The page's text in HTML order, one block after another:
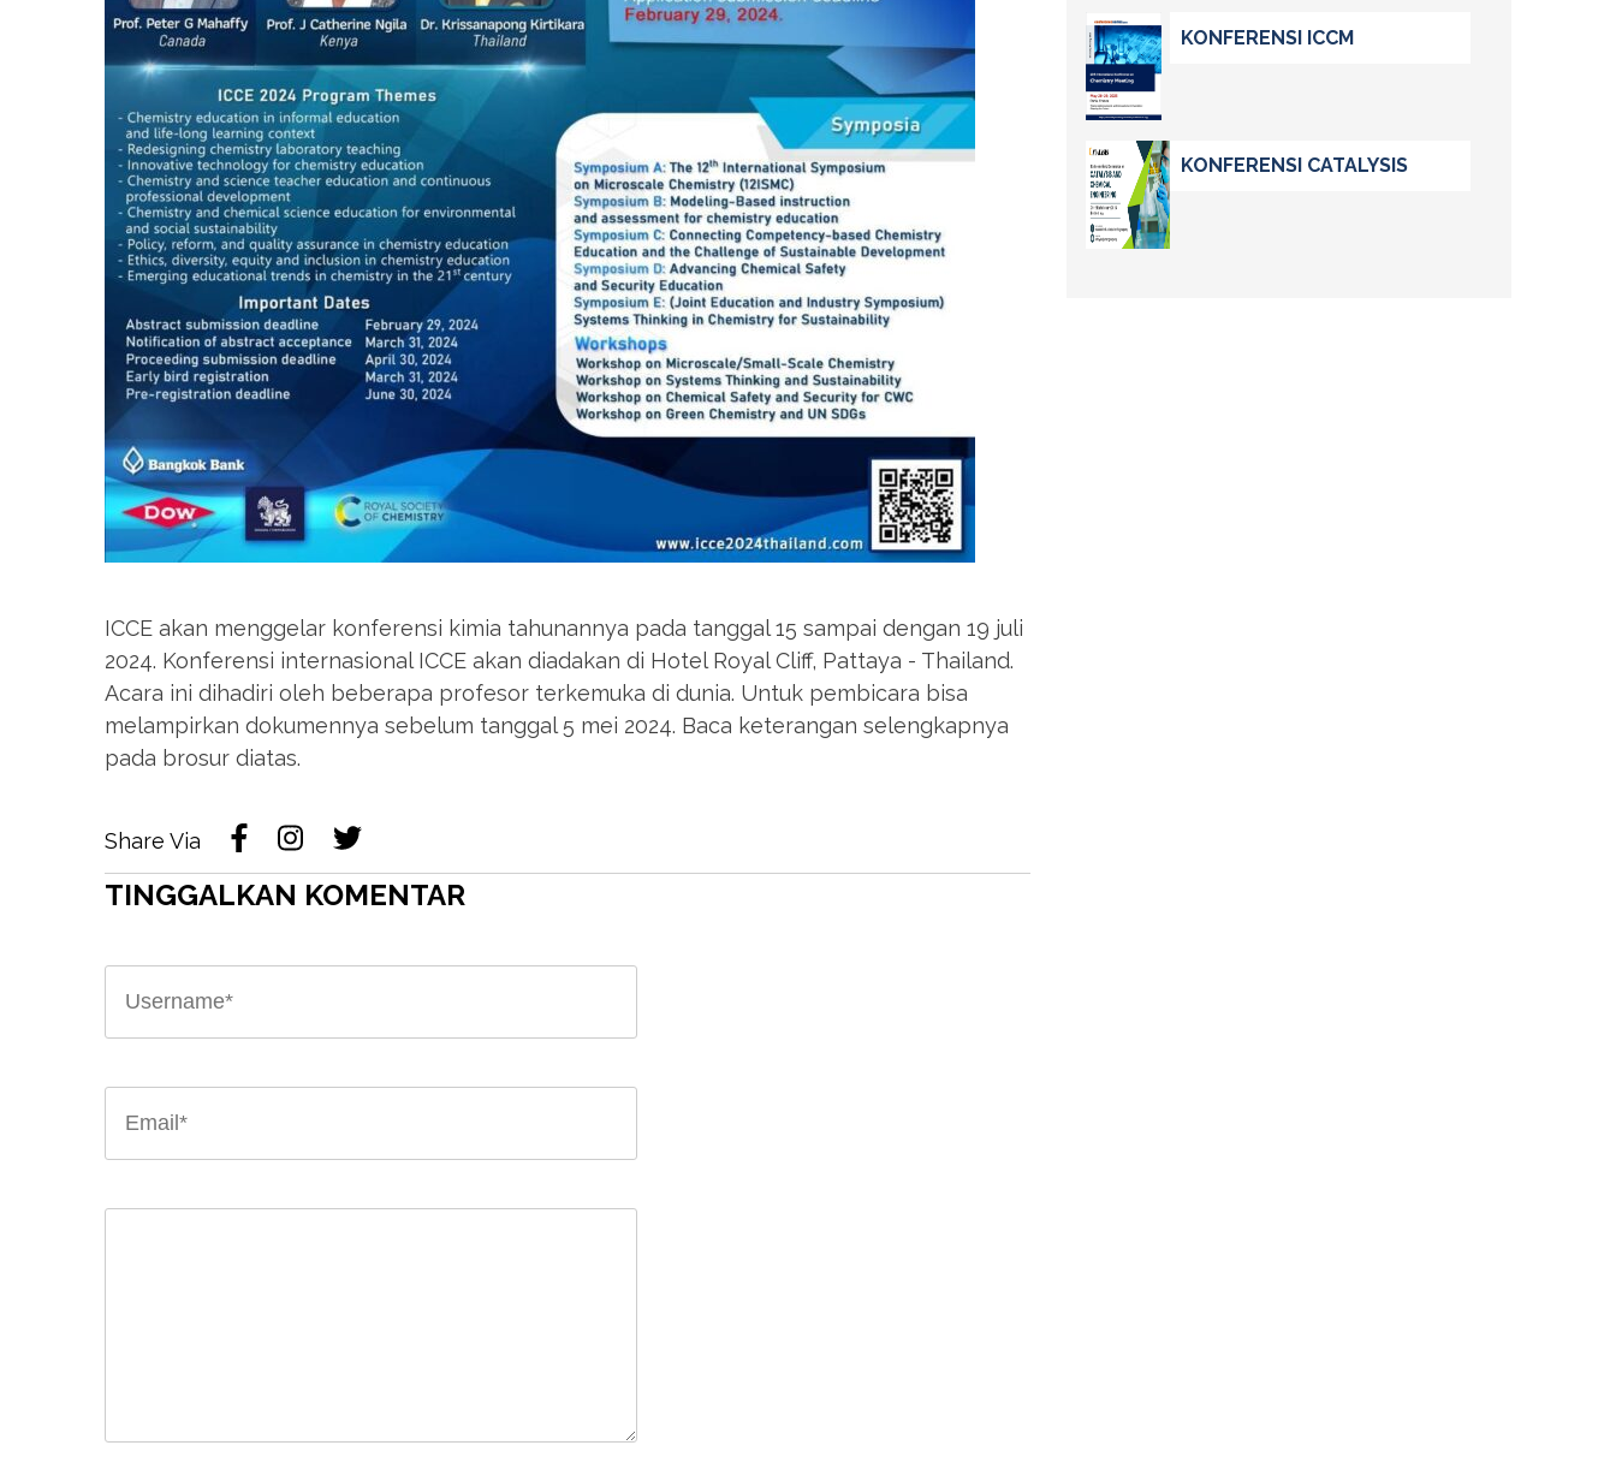
ICCE akan menggelar konferensi kimia tahunannya pada tanggal 15 sampai dengan 19 juli
2024. Konferensi internasional ICCE akan diadakan di Hotel Royal Cliff, Pattaya - Thailand.
Acara ini dihadiri oleh beberapa profesor terkemuka di dunia. Untuk pembicara bisa
melampirkan dokumennya sebelum tanggal 5 mei 2024. Baca keterangan selengkapnya
pada brosur diatas.
Share Via
KONFERENSI ICCM
KONFERENSI CATALYSIS
TINGGALKAN KOMENTAR